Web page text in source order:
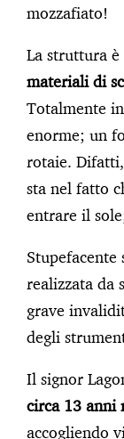
mozzafiato!
La struttura
materiali di
Totalmente
enorme; un
rotaie.
sta nel fatto
entrare il
Stupefacente
realizzata da
grave
degli
Il signor
circa 13 anni
accogliendo